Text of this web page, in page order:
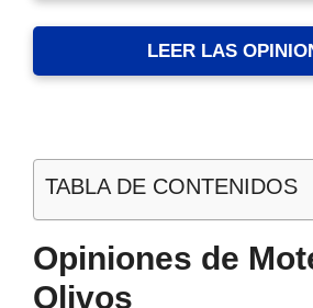
LEER LAS
TABLA DE CONTENIDOS
Opiniones de
Olivos